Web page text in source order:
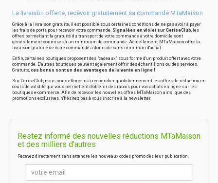
La livraison offerte, recevoir gratuitement sa commande MTaMaison
Grâce à la livraison gratuite, il est possible sous certaines conditions de ne pas avoir à payer
les frais de ports pour recevoir votre commande. Signalées en violet sur CeriseClub, les
offres permettant la gratuité du transport de votre commande à votre domicile sont
généralement soumises à un minimum de commande. Actuellement, MTaMaison offre la
livraison gratuite de votre commande à domicile sans minimum d'achat
Enfin, certaines boutiques proposent des "cadeaux", sous forme d'un produit offert avec votre
commande. D'autres boutiques peuvent également offrir des échantillons ou des services.
Gratuits, ces bonus sont un des avantages de la vente en ligne !
Sur CeriseClub, nous nous efforçons à rechercher quotidiennement les offres de réduction en
cours de validité qui vous permettent d'obtenir des rabais pour vos achats en ligne sur les
boutiques e-commerce. Afin de recevoir les nouvelles offres MTaMaison ainsi que des
promotions exclusives, n'hésitez pas à vous inscrire à la newsletter.
Restez informé des nouvelles réductions MTaMaison
et des milliers d'autres
Recevez directement sans attendre les nouveaux codes promo dès leur publication.